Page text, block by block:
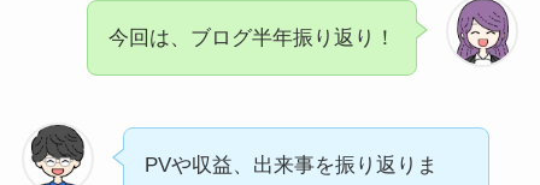
今回は、ブログ半年振り返り！
PVや収益、出来事を振り返りま